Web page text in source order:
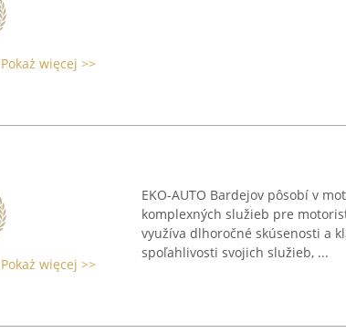
Pokaż więcej >>
Pokaż więcej >>
EKO-AUTO Bardejov pôsobí v
komplexných služieb pre
využíva dlhoročné skúsenosti a
spoľahlivosti svojich služieb, ...